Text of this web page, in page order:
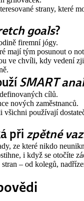
strany, které
goals?
firemní jógy.
mají tým posunout o
ve chvíli, kdy vedení
SMART
cílů.
nových zaměstnanců.
všichni používají
při zpětné
ze které nikdo
i když se otočíte
– od kolegů,